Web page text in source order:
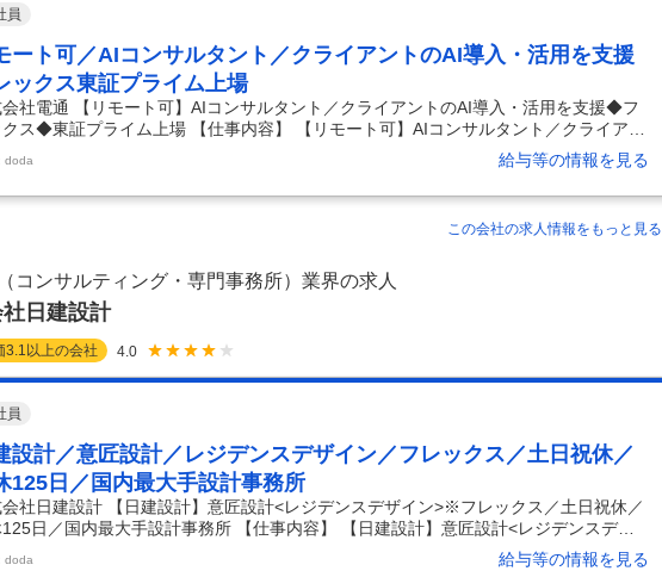
員
ート可／AIコンサルタント／クライアントのAI導入・活用を支援
ックス東証プライム上場
社電通 【リモート可】AIコンサルタント／クライアントのAI導入・活用を支援◆フ
クス◆東証プライム上場 【仕事内容】 【リモート可】AIコンサルタント／クライアン
AI導入・活用を支援◆フレックス◆東証プライム上場 【具体的な仕事内容】 【クライ
の抱える事業課題をAIコンサルタントして支援／広告代理店として日本トップクラ
ェアを誇る／働き方改革制度実施】 ■業務概要： 電通が掲げているIntegrated Grow
トを募集します。 ■業務内容： 電通ならではのケイパビリティ（…
doda 給与等の情報を見る
この会社の求人情報をもっと見る
コンサルティング・専門事務所）業界の求人
日建設計
3.1 以上の会社 4.0
員
設計／意匠設計／レジデンスデザイン／フレックス／土日祝休／
125日／国内最大手設計事務所
社日建設計 【日建設計】意匠設計<レジデンスデザイン>※フレックス／土日祝休／
日／国内最大手設計事務所 【仕事内容】 【日建設計】意匠設計<レジデンスデザ
>※フレックス／土日祝休／年休125日／国内最大手設計事務所 【具体的な仕事内容】
doda 給与等の情報を見る